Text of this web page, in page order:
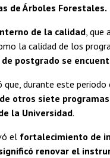
de Árboles Forestales.
de la calidad ,
la calidad de los
postgrado se
durante este periodo
otros siete
la Universidad.
el fortalecimiento de
significó renovar el